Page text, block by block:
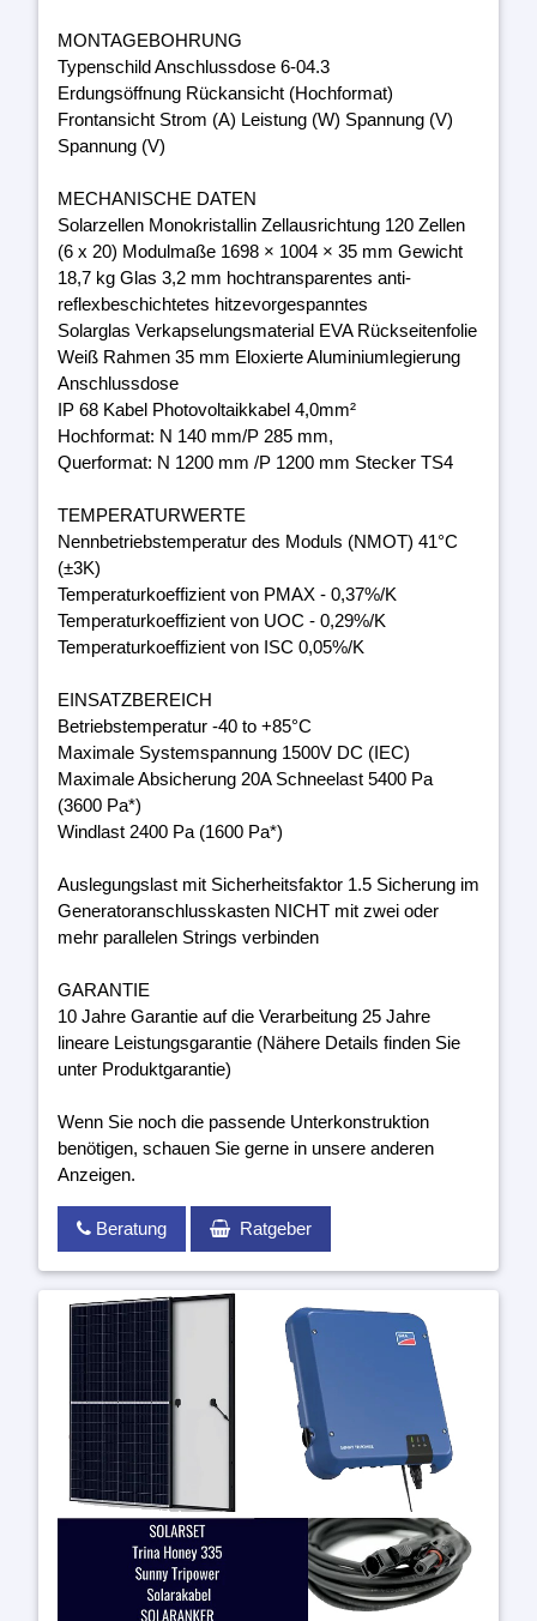
MONTAGEBOHRUNG
Typenschild Anschlussdose 6-04.3
Erdungsöffnung Rückansicht (Hochformat)
Frontansicht Strom (A) Leistung (W) Spannung (V)
Spannung (V)
MECHANISCHE DATEN
Solarzellen Monokristallin Zellausrichtung 120 Zellen
(6 x 20) Modulmaße 1698 × 1004 × 35 mm Gewicht
18,7 kg Glas 3,2 mm hochtransparentes anti-
reflexbeschichtetes hitzevorgespanntes
Solarglas Verkapselungsmaterial EVA Rückseitenfolie
Weiß Rahmen 35 mm Eloxierte Aluminiumlegierung
Anschlussdose
IP 68 Kabel Photovoltaikkabel 4,0mm²
Hochformat: N 140 mm/P 285 mm,
Querformat: N 1200 mm /P 1200 mm Stecker TS4
TEMPERATURWERTE
Nennbetriebstemperatur des Moduls (NMOT) 41°C
(±3K)
Temperaturkoeffizient von PMAX - 0,37%/K
Temperaturkoeffizient von UOC - 0,29%/K
Temperaturkoeffizient von ISC 0,05%/K
EINSATZBEREICH
Betriebstemperatur -40 to +85°C
Maximale Systemspannung 1500V DC (IEC)
Maximale Absicherung 20A Schneelast 5400 Pa
(3600 Pa*)
Windlast 2400 Pa (1600 Pa*)
Auslegungslast mit Sicherheitsfaktor 1.5 Sicherung im
Generatoranschlusskasten NICHT mit zwei oder
mehr parallelen Strings verbinden
GARANTIE
10 Jahre Garantie auf die Verarbeitung 25 Jahre
lineare Leistungsgarantie (Nähere Details finden Sie
unter Produktgarantie)
Wenn Sie noch die passende Unterkonstruktion
benötigen, schauen Sie gerne in unsere anderen
Anzeigen.
Beratung Ratgeber